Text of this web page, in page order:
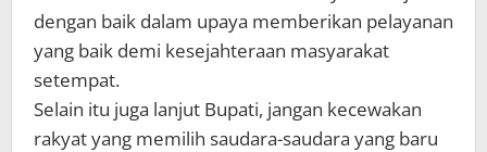
dengan baik dalam upaya memberikan pelayanan
yang baik demi kesejahteraan masyarakat
setempat.
Selain itu juga lanjut Bupati, jangan kecewakan
rakyat yang memilih saudara-saudara yang baru